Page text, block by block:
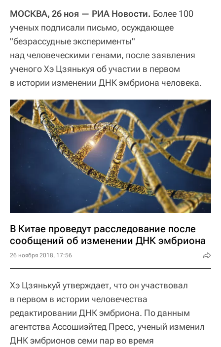
МОСКВА, 26 ноя — РИА Новости. Более 100
ученых подписали письмо, осуждающее
"безрассудные эксперименты"
над человеческими генами, после заявления
ученого Хэ Цзянькуя об участии в первом
в истории изменении ДНК эмбриона человека.
В Китае проведут расследование после
сообщений об изменении ДНК эмбриона
26 ноября 2018, 17:56
Хэ Цзянькуй утверждает, что он участвовал
в первом в истории человечества
редактировании ДНК эмбриона. По данным
агентства Ассошиэйтед Пресс, ученый изменил
ДНК эмбрионов семи пар во время